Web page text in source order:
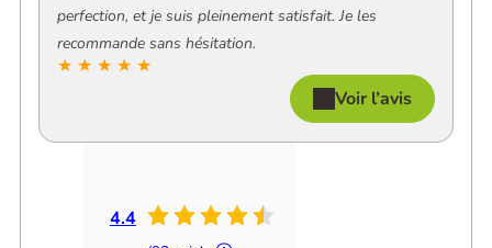
perfection, et je suis pleinement satisfait. Je les
recommande sans hésitation.
★ ★ ★ ★ ★
Voir l’avis
4.4